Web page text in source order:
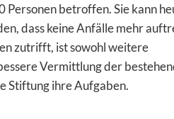
Personen betroffen. Sie kann
dass keine Anfälle mehr
zutrifft, ist sowohl weitere
Vermittlung der
Stiftung ihre Aufgaben.